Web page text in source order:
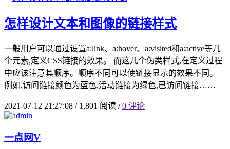
怎样设计文本和图像的链接样式
一般用户可以通过设置a:link、a:hover、a:visited和a:active等几
个元素,定义CSS链接的效果。 而这几个伪类样式,在定义过程
中应该注意其顺序。顺序不同可以使链接显示的效果不同。
例如,访问链接颜色为蓝色,活动链接为绿色,已访问链接……
2021-07-12 21:27:08 /1,801 阅读 / 0 评论
一点网V